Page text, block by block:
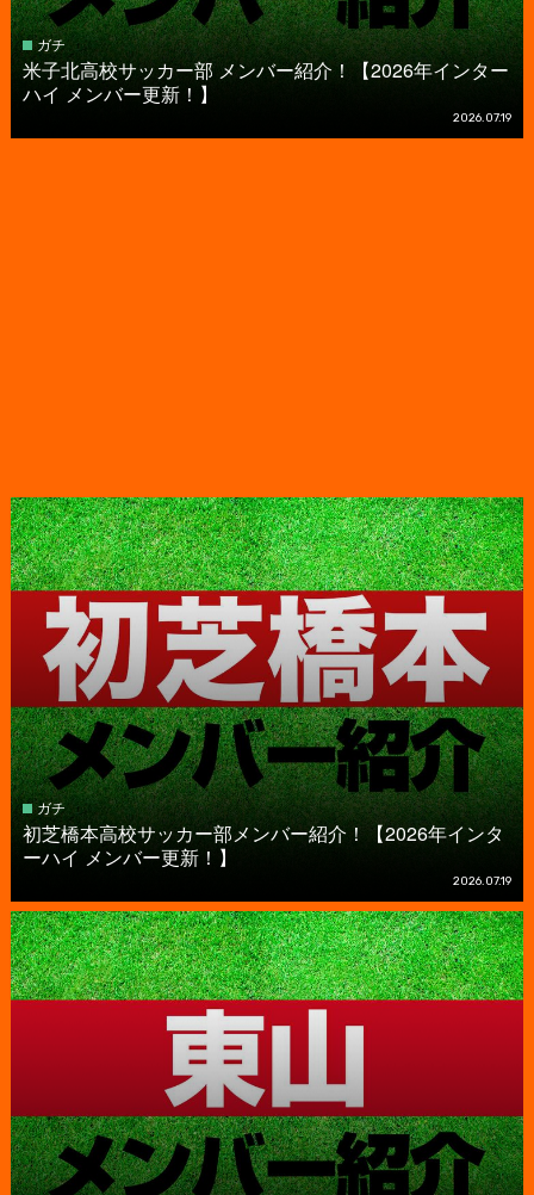
ガチ
米子北高校サッカー部 メンバー紹介！【2026年インター
ハイ メンバー更新！】
2026.07.19
ガチ
初芝橋本高校サッカー部メンバー紹介！【2026年インタ
ーハイ メンバー更新！】
2026.07.19